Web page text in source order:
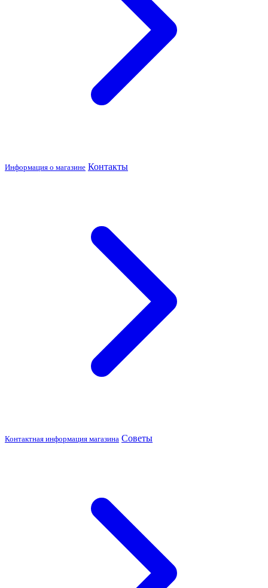
Информация о магазине Контакты
Контактная информация магазина Советы